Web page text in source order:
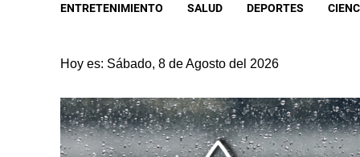
ENTRETENIMIENTO SALUD DEPORTES
Hoy es: Sábado, 8 de Agosto del 2026